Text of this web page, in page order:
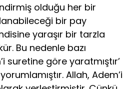
olduğu her bir
bir pay
yaraşır bir tarzla
Bu nedenle bazı
sure­tine göre yaratmıştır’
Allah, Adem’i